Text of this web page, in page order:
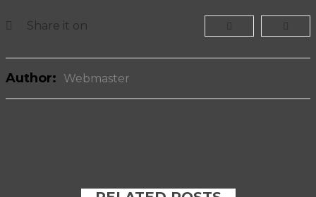
Share it on
Author: Webmaster